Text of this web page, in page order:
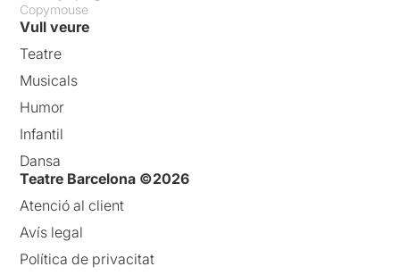
Copymouse
Vull veure
Teatre
Musicals
Humor
Infantil
Dansa
Teatre Barcelona ©2026
Atenció al client
Avís legal
Política de privacitat